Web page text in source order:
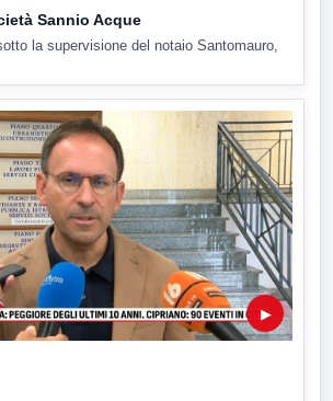
Sannio Acque
la supervisione del notaio Santomauro,
▶